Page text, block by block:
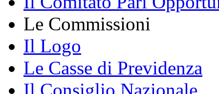
Le Commissioni
Il Logo
Le Casse di Previdenza
Il Consiglio Nazionale